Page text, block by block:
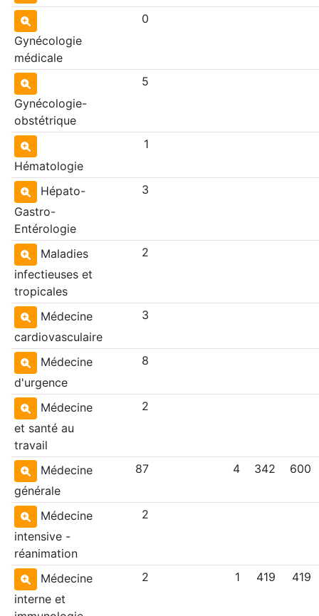
Gynécologie
médicale
0
Gynécologie-
obstétrique
5
Hématologie
1
Hépato-
Gastro-
Entérologie
3
Maladies
infectieuses et
tropicales
2
Médecine
cardiovasculaire
3
Médecine
d'urgence
8
Médecine
et santé au
travail
2
Médecine
générale
87 4 342 600
Médecine
intensive -
réanimation
2
Médecine
interne et
2 1 419 419